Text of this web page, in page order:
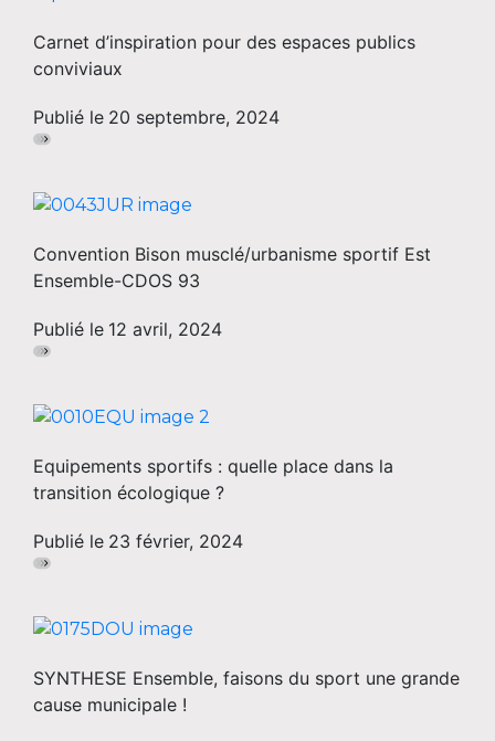
Carnet d’inspiration pour des espaces publics
conviviaux
Publié le 20 septembre, 2024
Convention Bison musclé/urbanisme sportif Est
Ensemble-CDOS 93
Publié le 12 avril, 2024
Equipements sportifs : quelle place dans la
transition écologique ?
Publié le 23 février, 2024
SYNTHESE Ensemble, faisons du sport une grande
cause municipale !